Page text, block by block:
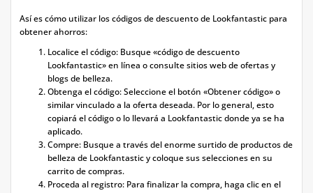
Así es cómo utilizar los códigos de descuento de Lookfantastic para
obtener ahorros:
Localice el código: Busque «código de descuento
Lookfantastic» en línea o consulte sitios web de ofertas y
blogs de belleza.
Obtenga el código: Seleccione el botón «Obtener código» o
similar vinculado a la oferta deseada. Por lo general, esto
copiará el código o lo llevará a Lookfantastic donde ya se ha
aplicado.
Compre: Busque a través del enorme surtido de productos de
belleza de Lookfantastic y coloque sus selecciones en su
carrito de compras.
Proceda al registro: Para finalizar la compra, haga clic en el